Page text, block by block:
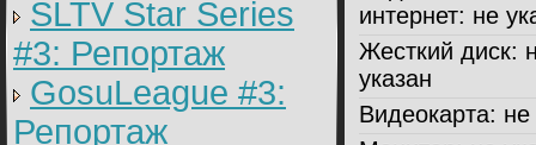
SLTV Star Series
#3: Репортаж
GosuLeague #3:
Репортаж
интернет: не
Жесткий диск:
указан
Видеокарта: не